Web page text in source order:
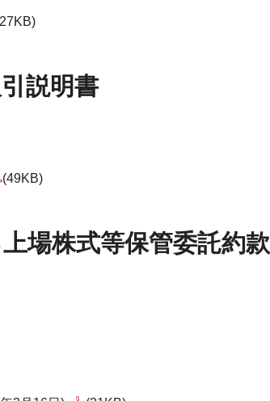
説明書
(49KB)
場株式等保管委託約款